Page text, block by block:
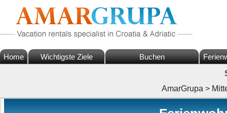
Home Wichtigste Ziele Buchen
AmarGrupa >